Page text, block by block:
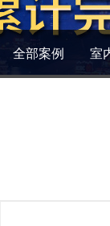
全部案例 室